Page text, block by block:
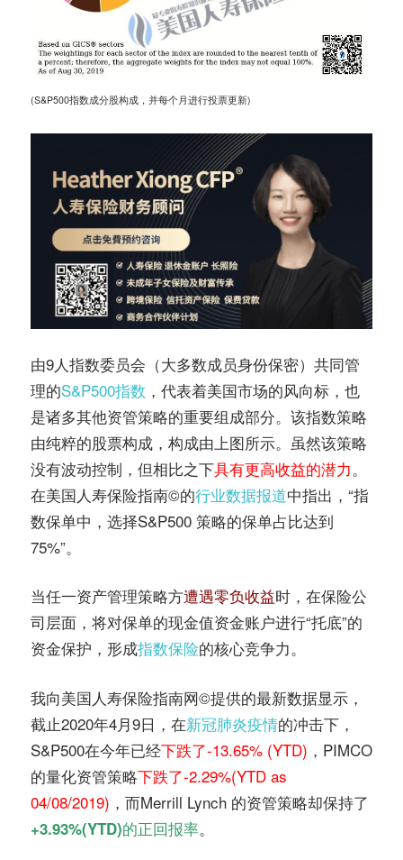
(S&P500指数成分股构成，并每个月进行投票更新)
由9人指数委员会（大多数成员身份保密）共同管
理的S&P500指数 ，代表着美国市场的风向标，也
是诸多其他资管策略的重要组成部分。该指数策略
由纯粹的股票构成，构成由上图所示。虽然该策略
没有波动控制，但相比之下具有更高收益的潜力。
在美国人寿保险指南©️的行业数据报道中指出，“指
数保单中，选择S&P500 策略的保单占比达到
75%”。
当任一资产管理策略方遭遇零负收益时，在保险公
司层面，将对保单的现金值资金账户进行“托底”的
资金保护，形成指数保险的核心竞争力。
我向美国人寿保险指南网©️提供的最新数据显示，
截止2020年4月9日，在新冠肺炎疫情的冲击下，
S&P500在今年已经下跌了-13.65% (YTD) ，PIMCO
的量化资管策略下跌了-2.29%(YTD as
04/08/2019) ，而Merrill Lynch 的资管策略却保持了
+3.93%(YTD)的正回报率。